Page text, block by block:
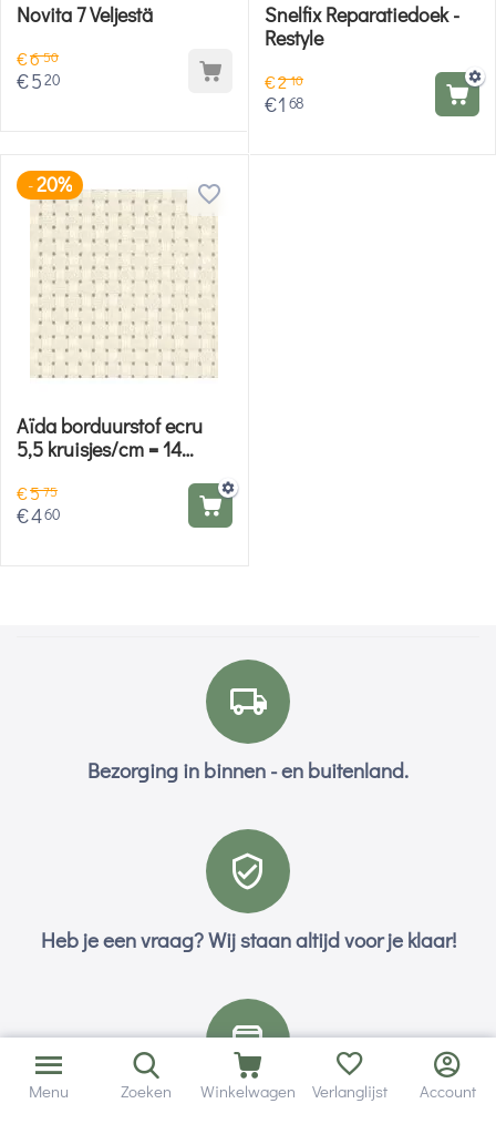
Novita 7 Veljestä
€650
€520
Snelfix Reparatiedoek -
Restyle
€210
€1 68
-20%
Aïda borduurstof ecru
5,5 kruisjes/cm = 14
€575
€460
Bezorging in binnen - en buitenland.
Heb je een vraag? Wij staan altijd voor je klaar!
Altijd 120 dagen retourrecht.
Menu Zoeken Winkelwagen Verlanglijst Account